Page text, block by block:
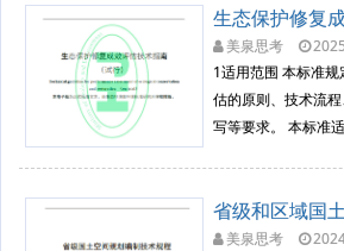
美泉思考
278
调查评价
1适用范围 本标准
估的原则、技术流
写等要求。 本标准
的条款。凡是注明
期的版本适用于本
美泉思考